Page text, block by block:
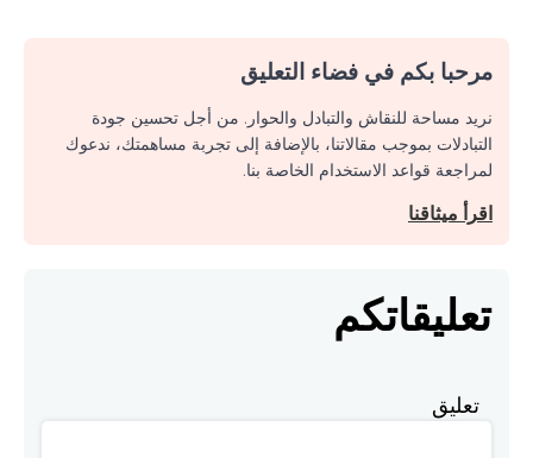
مرحبا بكم في فضاء التعليق
نريد مساحة للنقاش والتبادل والحوار. من أجل تحسين جودة
التبادلات بموجب مقالاتنا، بالإضافة إلى تجربة مساهمتك، ندعوك
لمراجعة قواعد الاستخدام الخاصة بنا.
اقرأ ميثاقنا
تعليقاتكم
تعليق